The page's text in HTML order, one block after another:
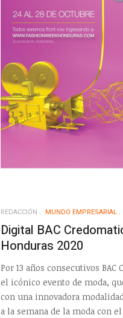
REDACCIÓN MUNDO EMPRESARIAL
Digital BAC
Honduras 2020
Por 13 años consecutivos BAC
el icónico evento de moda,
con una innovadora
a la semana de la moda con el